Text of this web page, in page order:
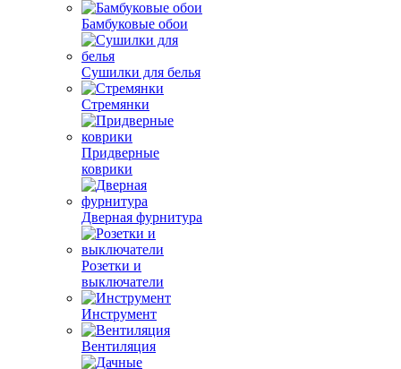
Бамбуковые обои
Сушилки для белья
Стремянки
Придверные
коврики
Дверная фурнитура
Розетки и
выключатели
Инструмент
Вентиляция